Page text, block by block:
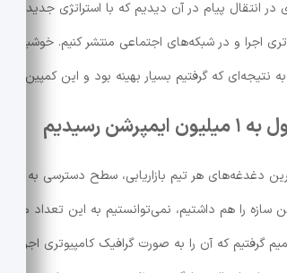
در انتقال پیام در آن دیدیم که با استراتژی جدید
اجرا و در شبکه‌های اجتماعی منتشر کنیم.
نتیجه‌ای که گرفتیم بسیار بهینه بود و این کمپین
را هم داشتیم، نمی‌توانستیم به این تعداد
گرفتیم که آن را به صورت گرافیک کامپیوتری